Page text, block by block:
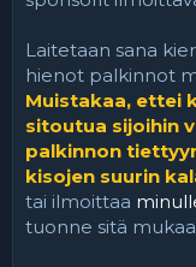
t
a
j
a
Laitetaan sana
hienot palkinnot
Muistakaa, ettei
sitoutua sijoihin
palkinnon
kisojen suurin
tai ilmoittaa
tuonne sitä